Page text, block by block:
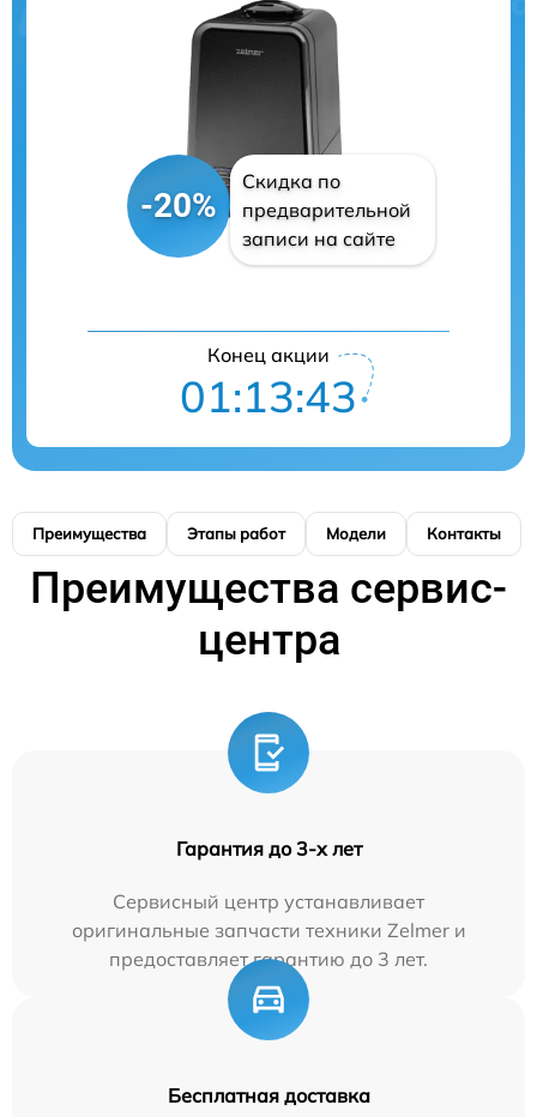
-20%
Скидка по
предварительной
записи на сайте
Конец акции
01:13:42
Преимущества Этапы работ Модели Контакты
Преимущества сервис-
центра
Гарантия до 3-х лет
Сервисный центр устанавливает
оригинальные запчасти техники Zelmer и
предоставляет гарантию до 3 лет.
Бесплатная доставка